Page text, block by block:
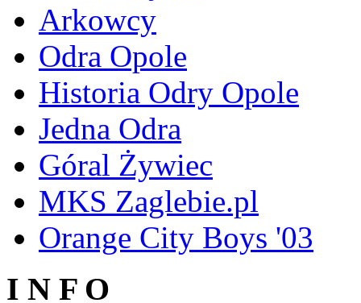
Arkowcy
Odra Opole
Historia Odry Opole
Jedna Odra
Góral Żywiec
MKS Zaglebie.pl
Orange City Boys '03
I N F O